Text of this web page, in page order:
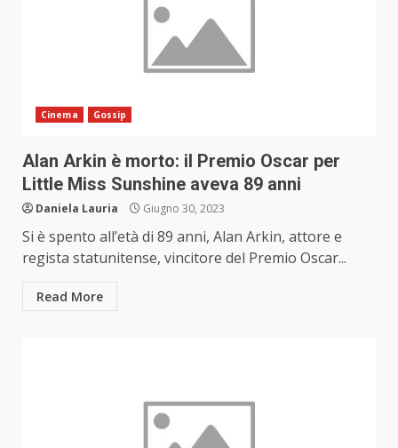
Cinema Gossip
Alan Arkin è morto: il Premio Oscar per
Little Miss Sunshine aveva 89 anni
Daniela Lauria Giugno 30, 2023
Si è spento all’età di 89 anni, Alan Arkin, attore e
regista statunitense, vincitore del Premio Oscar...
Read More